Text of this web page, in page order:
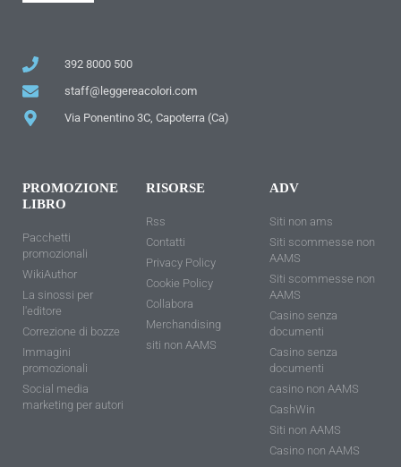
392 8000 500
staff@leggereacolori.com
Via Ponentino 3C, Capoterra (Ca)
PROMOZIONE
LIBRO
Pacchetti
promozionali
WikiAuthor
La sinossi per
l'editore
Correzione di bozze
Immagini
promozionali
Social media
marketing per autori
RISORSE
Rss
Contatti
Privacy Policy
Cookie Policy
Collabora
Merchandising
siti non AAMS
ADV
Siti non ams
Siti scommesse non
AAMS
Siti scommesse non
AAMS
Casino senza
documenti
Casino senza
documenti
casino non AAMS
CashWin
Siti non AAMS
Casino non AAMS